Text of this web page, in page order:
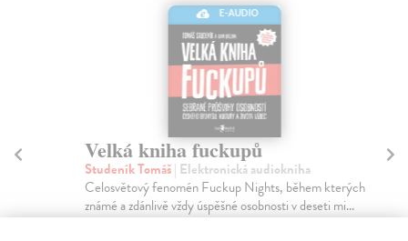
E-AUDIO
Velká kniha fuckupů
Studeník Tomáš| Elektronická audiokniha
Celosvětový fenomén Fuckup Nights, během kterých
známé a zdánlivě vždy úspěšné osobnosti v deseti mi...